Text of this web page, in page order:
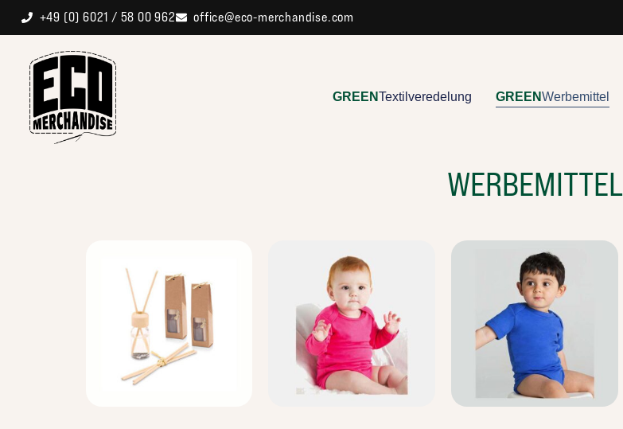
+49 (0) 6021 / 58 00 962 office@eco-merchandise.com
GREENTextilveredelung GREENWerbemittel
WERBEMITTEL